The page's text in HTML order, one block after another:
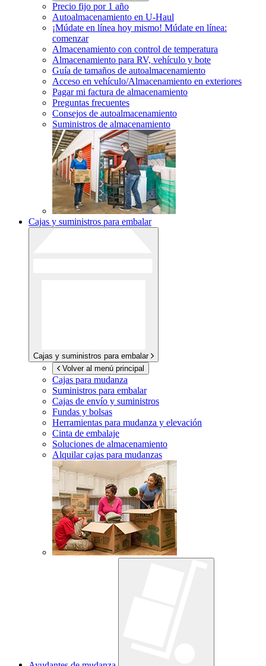
Precio fijo por 1 año
Autoalmacenamiento en U-Haul
¡Múdate en línea hoy mismo! Múdate en línea:
comenzar
Almacenamiento con control de temperatura
Almacenamiento para RV, vehículo y bote
Guía de tamaños de autoalmacenamiento
Acceso en vehículo/Almacenamiento en exteriores
Pagar mi factura de almacenamiento
Preguntas frecuentes
Consejos de autoalmacenamiento
Suministros de almacenamiento
Cajas y suministros para embalar
Cajas y suministros para embalar
Volver al menú principal
Cajas para mudanza
Suministros para embalar
Cajas de envío y suministros
Fundas y bolsas
Herramientas para mudanza y elevación
Cinta de embalaje
Soluciones de almacenamiento
Alquilar cajas para mudanzas